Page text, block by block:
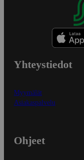
Yhteystiedot
Myymälät
Asiakaspalvelu
Ohjeet